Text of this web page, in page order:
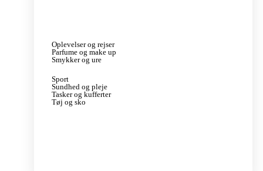
Oplevelser og rejser
Parfume og make up
Smykker og ure
Sport
Sundhed og pleje
Tasker og kufferter
Tøj og sko